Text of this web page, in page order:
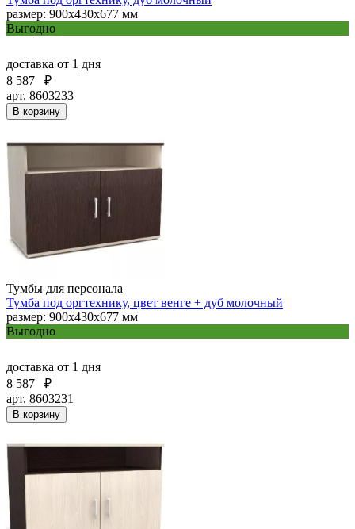
размер: 900х430х677 мм
Выгодно
доставка от 1 дня
8 587
₽
арт. 8603233
В корзину
Тумбы для персонала
Тумба под оргтехнику, цвет венге + дуб молочный
размер: 900х430х677 мм
Выгодно
доставка от 1 дня
8 587
₽
арт. 8603231
В корзину